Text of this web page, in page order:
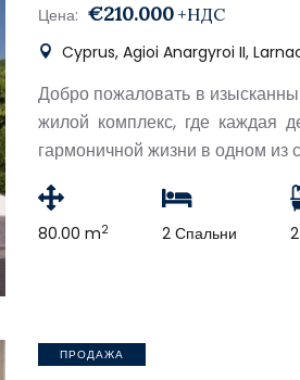
Цена: €210.000 +НДС
Cyprus, Agioi Anargyroi II,
Добро пожаловать в
жилой комплекс, где каждая
гармоничной жизни в одном
80.00 m2 2 Спальни
ПРОДАЖА